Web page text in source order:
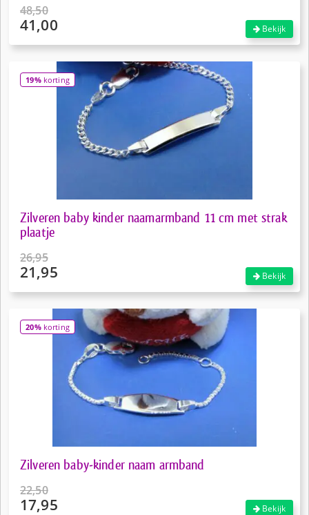
48,50
Oorspronkelijke
41,00
is:
€41,00.
Bekijk
19%korting
Zilveren baby kinder naamarmband 11 cm met strak
plaatje
26,95
Oorspronkelijke
21,95
is:
€21,95.
Bekijk
20%korting
Zilveren baby-kinder naam armband
22,50
Oorspronkelijke
17,95 Bekijk